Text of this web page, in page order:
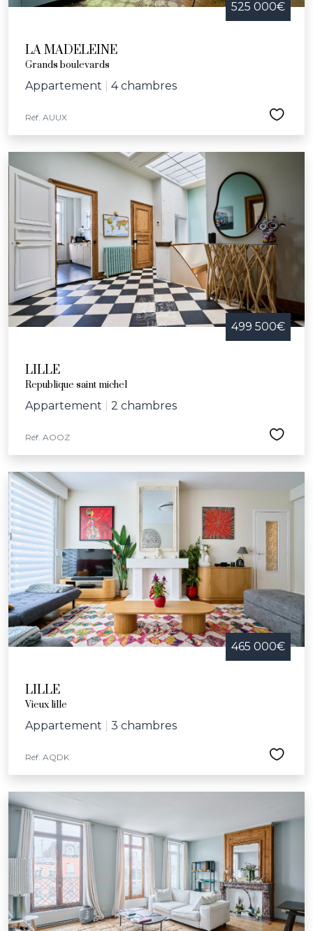
525 000€
LA MADELEINE
Grands boulevards
Appartement 4 chambres
Réf. AUUX
499 500€
LILLE
Republique saint michel
Appartement 2 chambres
Réf. AOOZ
465 000€
LILLE
Vieux lille
Appartement 3 chambres
Réf. AQDK